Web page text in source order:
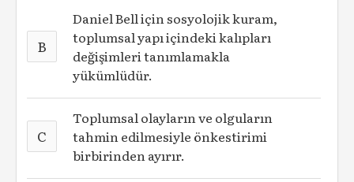
B
Daniel Bell için sosyolojik kuram,
toplumsal yapı içindeki kalıpları
değişimleri tanımlamakla
yükümlüdür.
C
Toplumsal olayların ve olguların
tahmin edilmesiyle önkestirimi
birbirinden ayırır.